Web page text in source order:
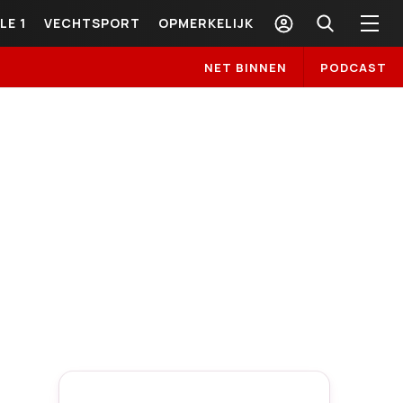
1 VECHTSPORT OPMERKELIJK
NET BINNEN PODCAST